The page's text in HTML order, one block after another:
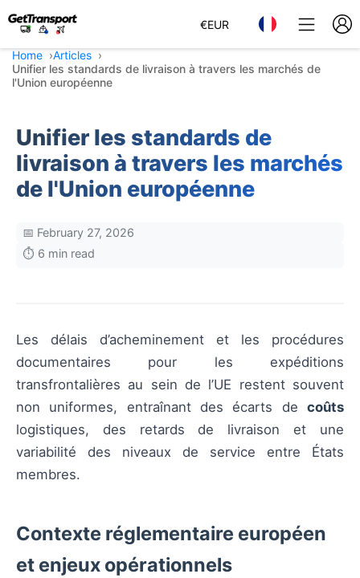
€EUR
Home
Articles
Unifier les standards de livraison à travers les marchés de
l'Union européenne
Unifier les standards de
livraison à travers les marchés
de l'Union européenne
📅 February 27, 2026
⏱️ 6 min read
Les délais d’acheminement et les procédures
documentaires pour les expéditions
transfrontalières au sein de l’UE restent souvent
non uniformes, entraînant des écarts de coûts
logistiques, des retards de livraison et une
variabilité des niveaux de service entre États
membres.
Contexte réglementaire européen
et enjeux opérationnels